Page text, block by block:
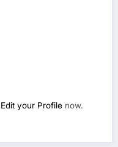
Edit your Profile now.